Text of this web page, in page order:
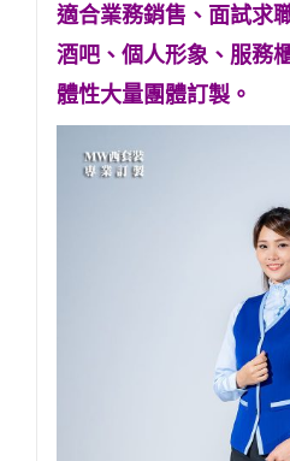
適合業務銷售、面試求
酒吧、個人形象、服務
體性大量團體訂製。